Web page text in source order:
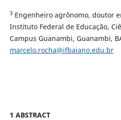
3Engenheiro agrônomo, doutor
Instituto Federal de Educação,
Campus Guanambi, Guanambi,
marcelo.rocha@ifbaiano.edu.br
1 ABSTRACT